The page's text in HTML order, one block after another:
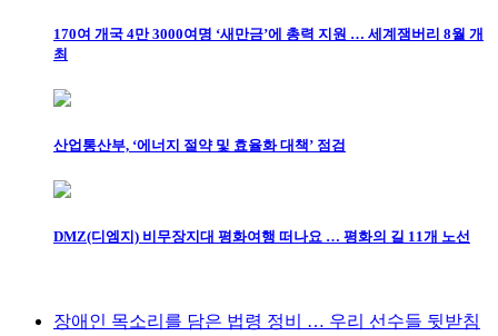
170여 개국 4만 3000여명 ‘새만금’에 총력 지원 … 세계잼버리 8월 개
최
산업통산부, ‘에너지 절약 및 효율화 대책’ 점검
DMZ(디엠지) 비무장지대 평화여행 떠나요 … 평화의 길 11개 노선
장애인 목소리를 담은 법령 정비 … 우리 선수들 뒷받침